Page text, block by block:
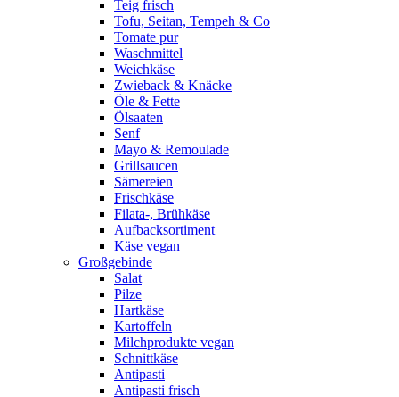
Teig frisch
Tofu, Seitan, Tempeh & Co
Tomate pur
Waschmittel
Weichkäse
Zwieback & Knäcke
Öle & Fette
Ölsaaten
Senf
Mayo & Remoulade
Grillsaucen
Sämereien
Frischkäse
Filata-, Brühkäse
Aufbacksortiment
Käse vegan
Großgebinde
Salat
Pilze
Hartkäse
Kartoffeln
Milchprodukte vegan
Schnittkäse
Antipasti
Antipasti frisch